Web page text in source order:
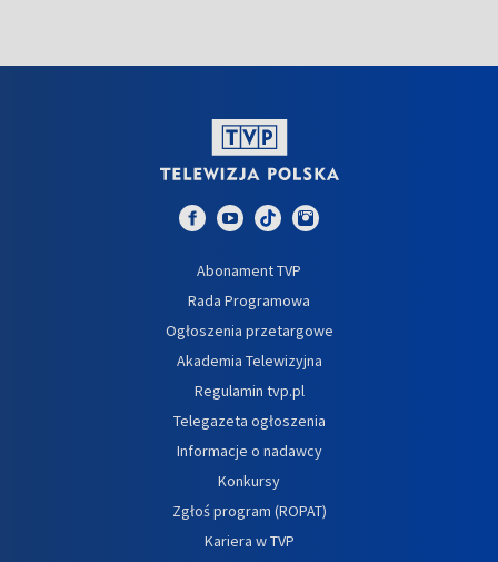
Abonament TVP
Rada Programowa
Ogłoszenia przetargowe
Akademia Telewizyjna
Regulamin tvp.pl
Telegazeta ogłoszenia
Informacje o nadawcy
Konkursy
Zgłoś program (ROPAT)
Kariera w TVP